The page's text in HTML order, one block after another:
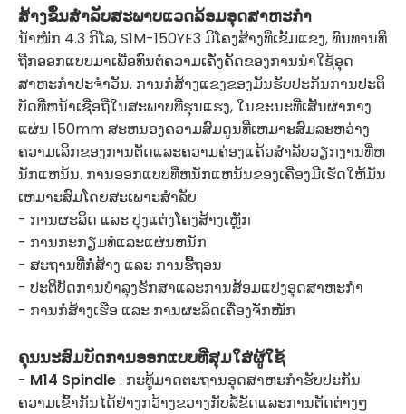
ສ້າງຂຶ້ນສໍາລັບສະພາບແວດລ້ອມອຸດສາຫະກໍາ
ນໍ້າໜັກ 4.3 ກິໂລ, S1M-150YE3 ມີໂຄງສ້າງທີ່ເຂັ້ມແຂງ, ທົນທານທີ່
ຖືກອອກແບບມາເພື່ອທົນຕໍ່ຄວາມເຄັ່ງຄັດຂອງການນໍາໃຊ້ອຸດ
ສາຫະກໍາປະຈໍາວັນ. ການກໍ່ສ້າງແຂງຂອງມັນຮັບປະກັນການປະຕິ
ບັດທີ່ຫນ້າເຊື່ອຖືໃນສະພາບທີ່ຮຸນແຮງ, ໃນຂະນະທີ່ເສັ້ນຜ່າກາງ
ແຜ່ນ 150mm ສະຫນອງຄວາມສົມດູນທີ່ເຫມາະສົມລະຫວ່າງ
ຄວາມເລິກຂອງການຕັດແລະຄວາມຄ່ອງແຄ້ວສໍາລັບວຽກງານທີ່ຫ
ນັກແຫນ້ນ. ການອອກແບບທີ່ຫນັກແຫນ້ນຂອງເຄື່ອງມືເຮັດໃຫ້ມັນ
ເຫມາະສົມໂດຍສະເພາະສໍາລັບ:
- ການຜະລິດ ແລະ ປຸງແຕ່ງໂຄງສ້າງເຫຼັກ
- ການກະກຽມທໍ່ແລະແຜ່ນຫນັກ
- ສະຖານທີ່ກໍ່ສ້າງ ແລະ ການຮື້ຖອນ
- ປະຕິບັດການບໍາລຸງຮັກສາແລະການສ້ອມແປງອຸດສາຫະກໍາ
- ການກໍ່ສ້າງເຮືອ ແລະ ການຜະລິດເຄື່ອງຈັກໜັກ
ຄຸນນະສົມບັດການອອກແບບທີ່ສຸມໃສ່ຜູ້ໃຊ້
- M14 Spindle: ກະທູ້ມາດຕະຖານອຸດສາຫະກໍາຮັບປະກັນ
ຄວາມເຂົ້າກັນໄດ້ຢ່າງກວ້າງຂວາງກັບລໍ້ຂັດແລະການຕັດຕ່າງໆ